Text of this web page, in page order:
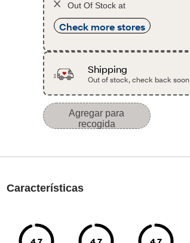
Out Of Stock at
Check more stores
Shipping
Out of stock, check back soon
Agregar para
recogida
Características